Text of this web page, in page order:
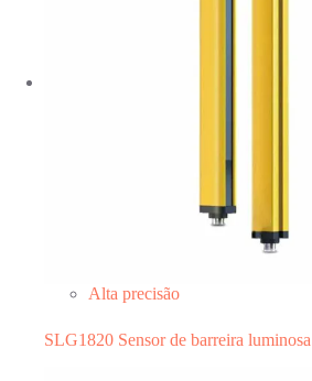
Alta precisão
SLG1820 Sensor de barreira